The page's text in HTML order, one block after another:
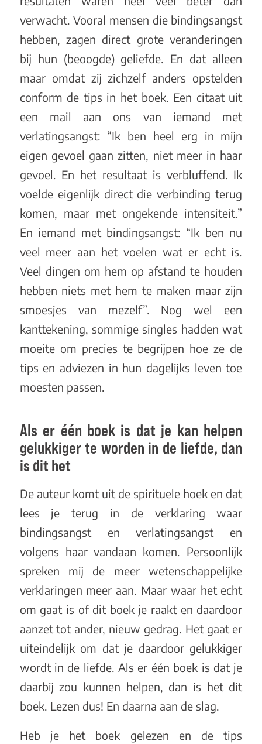
verwacht. Vooral mensen die bindingsangst
hebben, zagen direct grote veranderingen
bij hun (beoogde) geliefde. En dat alleen
maar omdat zij zichzelf anders opstelden
conform de tips in het boek. Een citaat uit
een mail aan ons van iemand met
verlatingsangst: “Ik ben heel erg in mijn
eigen gevoel gaan zitten, niet meer in haar
gevoel. En het resultaat is verbluffend. Ik
voelde eigenlijk direct die verbinding terug
komen, maar met ongekende intensiteit.”
En iemand met bindingsangst: “Ik ben nu
veel meer aan het voelen wat er echt is.
Veel dingen om hem op afstand te houden
hebben niets met hem te maken maar zijn
smoesjes van mezelf”. Nog wel een
kanttekening, sommige singles hadden wat
moeite om precies te begrijpen hoe ze de
tips en adviezen in hun dagelijks leven toe
moesten passen.
Als er één boek is dat je kan helpen
gelukkiger te worden in de liefde, dan
is dit het
De auteur komt uit de spirituele hoek en dat
lees je terug in de verklaring waar
bindingsangst en verlatingsangst en
volgens haar vandaan komen. Persoonlijk
spreken mij de meer wetenschappelijke
verklaringen meer aan. Maar waar het echt
om gaat is of dit boek je raakt en daardoor
aanzet tot ander, nieuw gedrag. Het gaat er
uiteindelijk om dat je daardoor gelukkiger
wordt in de liefde. Als er één boek is dat je
daarbij zou kunnen helpen, dan is het dit
boek. Lezen dus! En daarna aan de slag.
Heb je het boek gelezen en de tips